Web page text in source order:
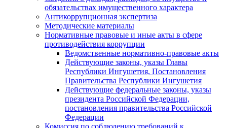
обязательствах имущественного характера
Антикоррупционная экспертиза
Методические материалы
Нормативные правовые и иные акты в сфере
противодействия коррупции
Ведомственные нормативно-правовые акты
Действующие законы, указы Главы
Республики Ингушетия, Постановления
Правительства Республики Ингушетия
Действующие федеральные законы, указы
президента Российской Федерации,
постановления правительства Российской
Федерации
Комиссия по соблюдению требований к